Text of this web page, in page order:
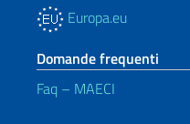
Europa.eu
Domande frequenti
Faq – MAECI